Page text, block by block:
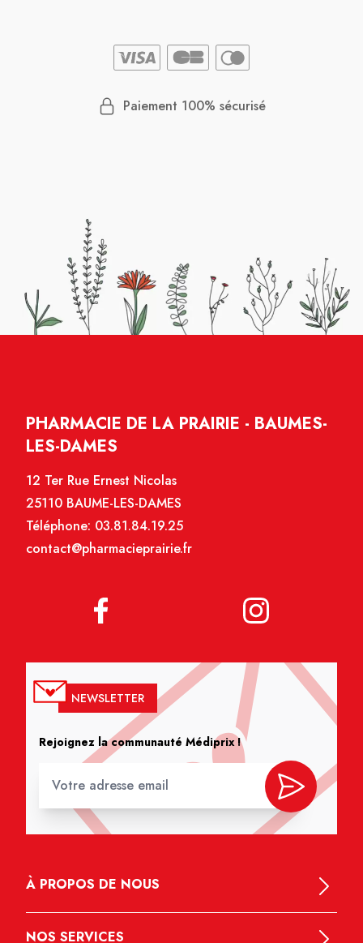
Paiement 100% sécurisé
PHARMACIE DE LA PRAIRIE - BAUMES-
LES-DAMES
12 Ter Rue Ernest Nicolas
25110 BAUME-LES-DAMES
Téléphone: 03.81.84.19.25
contact@pharmacieprairie.fr
NEWSLETTER
Rejoignez la communauté Médiprix !
À PROPOS DE NOUS
NOS SERVICES